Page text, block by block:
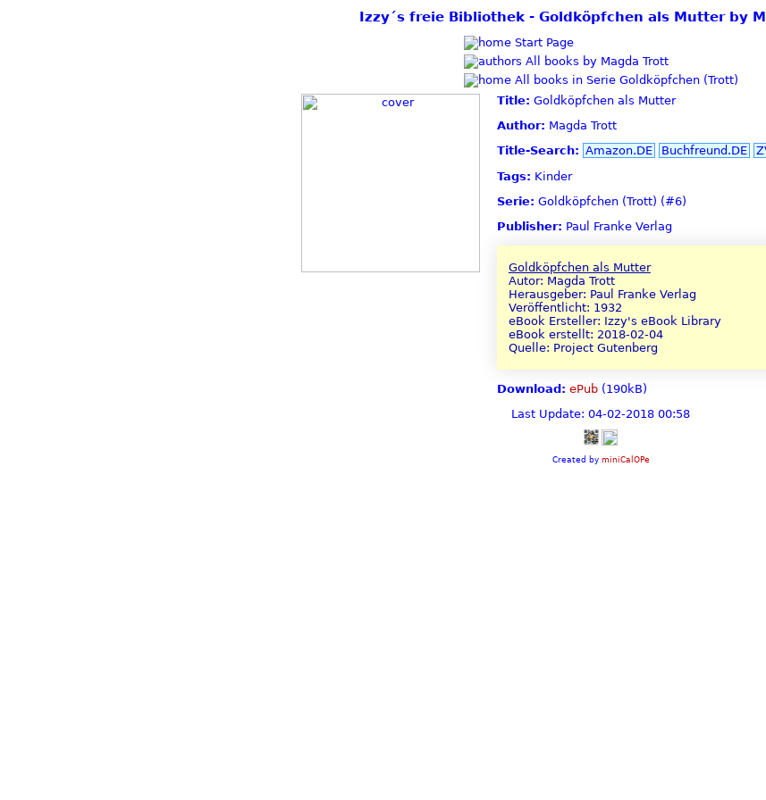
Izzy´s freie Bibliothek - Goldköpfchen als Mutter by
Start Page
All books by Magda Trott
All books in Serie Goldköpfchen (Trott)
Title: Goldköpfchen als Mutter
Author: Magda Trott
Title-Search: Amazon.DE Buchfreund.DE
Tags: Kinder
Serie: Goldköpfchen (Trott) (#6)
Publisher: Paul Franke Verlag
Goldköpfchen als Mutter
Autor: Magda Trott
Herausgeber: Paul Franke Verlag
Veröffentlicht: 1932
eBook Ersteller: Izzy's eBook Library
eBook erstellt: 2018-02-04
Quelle: Project Gutenberg
Download: ePub(190kB)
Last Update: 04-02-2018 00:58
Created by miniCalOPe